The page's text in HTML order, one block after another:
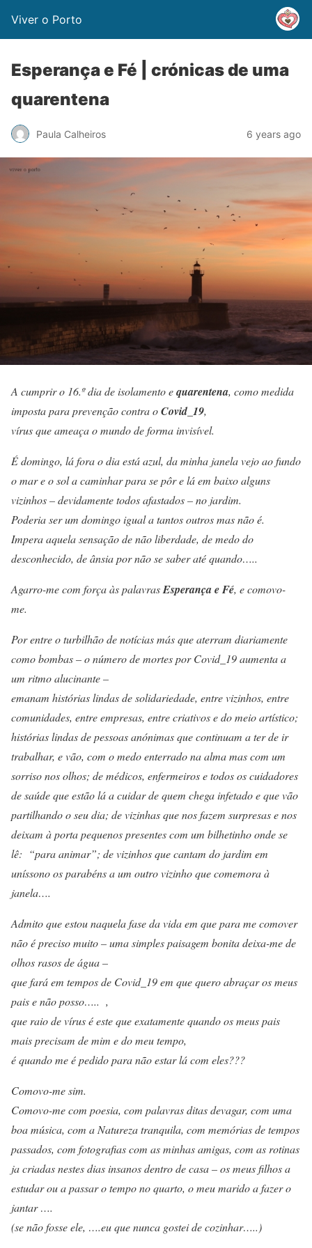
Viver o Porto
Esperança e Fé | crónicas de uma
quarentena
Paula Calheiros 6 years ago
A cumprir o 16.º dia de isolamento equarentena, como medida
imposta para prevenção contra oCovid_19,
vírus que ameaça o mundo de forma invisível.
É domingo, lá fora o dia está azul, da minha janela vejo ao fundo
o mar e o sol a caminhar para se pôr e lá em baixo alguns
vizinhos – devidamente todos afastados – no jardim.
Poderia ser um domingo igual a tantos outros mas não é.
Impera aquela sensação de não liberdade, de medo do
desconhecido, de ânsia por não se saber até quando…..
Agarro-me com força às palavrasEsperança e Fé, e comovo-
me.
Por entre o turbilhão de notícias más que aterram diariamente
como bombas – o número de mortes por Covid_19 aumenta a
um ritmo alucinante –
emanam histórias lindas de solidariedade, entre vizinhos, entre
comunidades, entre empresas, entre criativos e do meio artístico;
histórias lindas de pessoas anónimas que continuam a ter de ir
trabalhar, e vão, com o medo enterrado na alma mas com um
sorriso nos olhos; de médicos, enfermeiros e todos os cuidadores
de saúde que estão lá a cuidar de quem chega infetado e que vão
partilhando o seu dia; de vizinhas que nos fazem surpresas e nos
deixam à porta pequenos presentes com um bilhetinho onde se
lê: “para animar”; de vizinhos que cantam do jardim em
uníssono os parabéns a um outro vizinho que comemora à
janela….
Admito que estou naquela fase da vida em que para me comover
não é preciso muito – uma simples paisagem bonita deixa-me de
olhos rasos de água –
que fará em tempos de Covid_19 em que quero abraçar os meus
pais e não posso….. ,
que raio de vírus é este que exatamente quando os meus pais
mais precisam de mim e do meu tempo,
é quando me é pedido para não estar lá com eles???
Comovo-me sim.
Comovo-me com poesia, com palavras ditas devagar, com uma
boa música, com a Natureza tranquila, com memórias de tempos
passados, com fotografias com as minhas amigas, com as rotinas
ja criadas nestes dias insanos dentro de casa – os meus filhos a
estudar ou a passar o tempo no quarto, o meu marido a fazer o
jantar ….
(se não fosse ele, ….eu que nunca gostei de cozinhar…..)